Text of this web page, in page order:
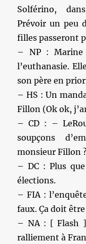
Solférino,
Prévoir un peu
filles passeront
– NP :
l’euthanasie.
son père en
– HS : Un
Fillon (Ok ok,
– CD : –
soupçons
monsieur Fillon
– DC : Plus
élections.
– FIA :
faux. Ça doit
– NA : [ Flash ]
ralliement à